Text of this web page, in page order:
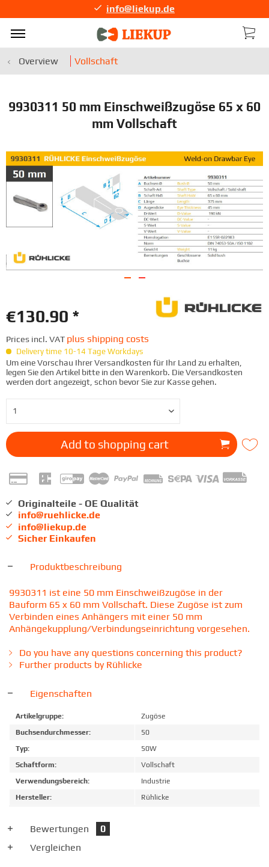
info@liekup.de
Overview Vollschaft
9930311 50 mm Einschweißzugöse 65 x 60
mm Vollschaft
€130.90 *
Prices incl. VAT plus shipping costs
Delivery time 10-14 Tage Workdays
Um eine Vorschau Ihrer Versandkosten für Ihr Land zu erhalten,
legen Sie den Artikel bitte in den Warenkorb. Die Versandkosten
werden dort angezeigt, schon bevor Sie zur Kasse gehen.
Add to shopping cart
Originalteile - OE Qualität
info@ruehlicke.de
info@liekup.de
Sicher Einkaufen
Produktbeschreibung
9930311 ist eine 50 mm Einschweißzugöse in der
Bauform 65 x 60 mm Vollschaft. Diese Zugöse ist zum
Verbinden eines Anhängers mit einer 50 mm
Anhängekupplung/Verbindungseinrichtung vorgesehen.
Do you have any questions concerning this product?
Further products by Rühlicke
Eigenschaften
Artikelgruppe:
Zugöse
Buchsendurchmesser:
50
Typ:
50W
Schaftform:
Vollschaft
Verwendungsbereich:
Industrie
Hersteller:
Rühlicke
Bewertungen
0
Vergleichen